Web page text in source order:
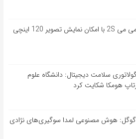
پروژکتور شیائومی می 2S با امکان نمایش تصویر 120 اینچی
سلامت دیجیتال: دانشگاه علوم
هومکا شکایت کرد
هوش مصنوعی لمدا سوگیری‌های نژادی